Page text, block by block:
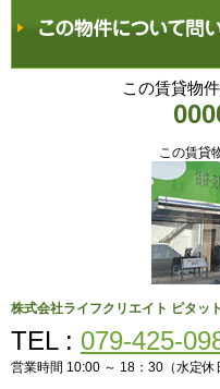
この賃貸物
この賃貸
株式会社ライフクリエイト ピタッ
TEL : 079-425-
営業時間 10:00 ～ 18：30（水定休